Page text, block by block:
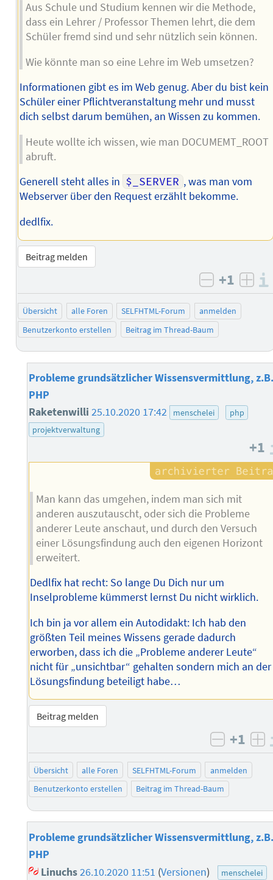
Aus Schule und Studium kennen wir die Methode,
dass ein Lehrer / Professor Themen lehrt, die dem
Schüler fremd sind und sehr nützlich sein können.
Wie könnte man so eine Lehre im Web umsetzen?
Informationen gibt es im Web genug. Aber du bist kein
Schüler einer Pflichtveranstaltung mehr und musst
dich selbst darum bemühen, an Wissen zu kommen.
Heute wollte ich wissen, wie man DOCUMEMT_ROOT
abruft.
Generell steht alles in $_SERVER , was man vom
Webserver über den Request erzählt bekomme.
dedlfix.
Beitrag melden
negativ
+1
Übersicht alle Foren SELFHTML-Forum
anmelden
Benutzerkonto erstellen
Beitrag im Thread-Baum
Probleme grundsätzlicher Wissensvermittlung, z.B.
PHP
Raketenwilli 25.10.2020 17:42 menschelei
php
projektverwaltung
+1
Man kann das umgehen, indem man sich mit
anderen auszutauscht, oder sich die Probleme
anderer Leute anschaut, und durch den Versuch
einer Lösungsfindung auch den eigenen Horizont
erweitert.
Dedlfix hat recht: So lange Du Dich nur um
Inselprobleme kümmerst lernst Du nicht wirklich.
Ich bin ja vor allem ein Autodidakt: Ich hab den
größten Teil meines Wissens gerade dadurch
erworben, dass ich die „Probleme anderer Leute“
nicht für „unsichtbar“ gehalten sondern mich an der
Lösungsfindung beteiligt habe…
Beitrag melden
negativ
+1
Übersicht alle Foren SELFHTML-Forum
anmelden
Benutzerkonto erstellen
Beitrag im Thread-Baum
Probleme grundsätzlicher Wissensvermittlung, z.B.
PHP
Linuchs26.10.2020 11:51 (Versionen)
menschelei